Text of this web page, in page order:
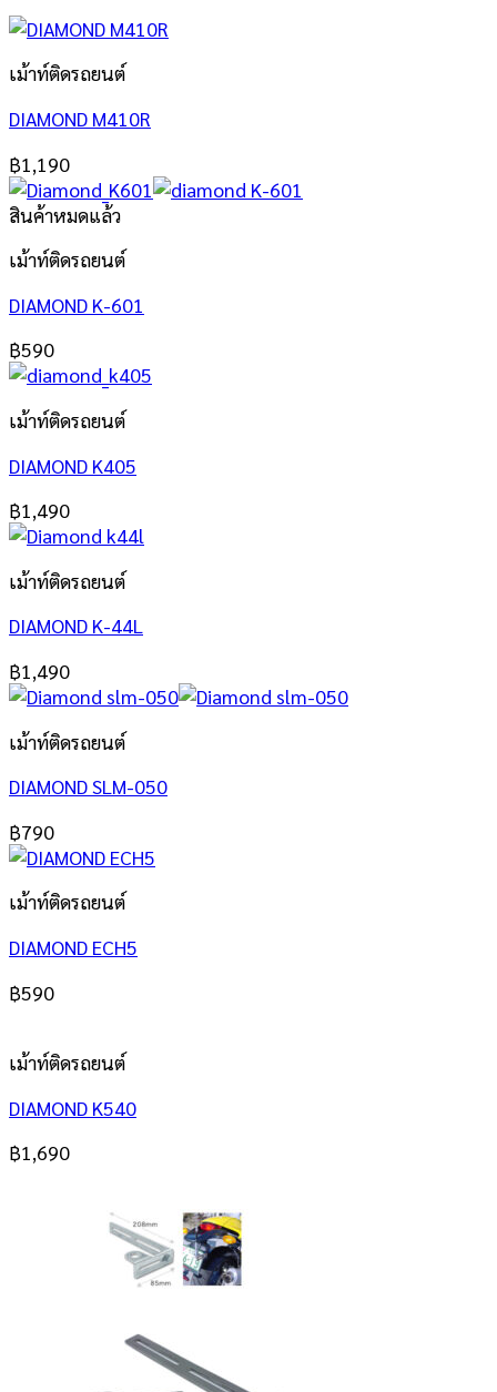
เม้าท์ติดรถยนต์
DIAMOND M410R
฿1,190
สินค้าหมดแล้ว
เม้าท์ติดรถยนต์
DIAMOND K-601
฿590
เม้าท์ติดรถยนต์
DIAMOND K405
฿1,490
เม้าท์ติดรถยนต์
DIAMOND K-44L
฿1,490
เม้าท์ติดรถยนต์
DIAMOND SLM-050
฿790
เม้าท์ติดรถยนต์
DIAMOND ECH5
฿590
เม้าท์ติดรถยนต์
DIAMOND K540
฿1,690